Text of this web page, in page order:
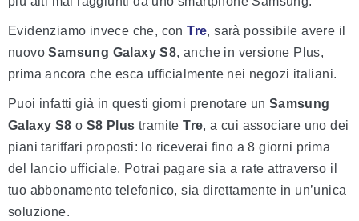
Evidenziamo invece che, conTre, sarà possibile avere il
nuovoSamsung Galaxy S8, anche in versione Plus,
prima ancora che esca ufficialmente nei negozi italiani.
Puoi infatti già in questi giorni prenotare un Samsung
Galaxy S8 o S8 Plus tramiteTre, a cui associare uno dei
piani tariffari proposti: lo riceverai fino a 8 giorni prima
del lancio ufficiale. Potrai pagare sia a rate attraverso il
tuo abbonamento telefonico, sia direttamente in un’unica
soluzione.